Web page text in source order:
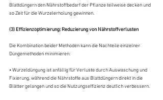
Blattdüngern den Nährstoffbedarf der Pflanze teilweise decken und
so Zeit für die Wurzelerholung gewinnen.
(3) Effizienzoptimierung: Reduzierung von Nährstoffverlusten
Die Kombination beider Methoden kann die Nachteile einzelner
Düngemethoden minimieren:
• Wurzeldüngung ist anfällig für Verluste durch Auswaschung und
Fixierung, während die Nährstoffe aus Blattdüngern direkt in die
Blätter gelangen und so die Nutzungseffizienz deutlich verbessern.